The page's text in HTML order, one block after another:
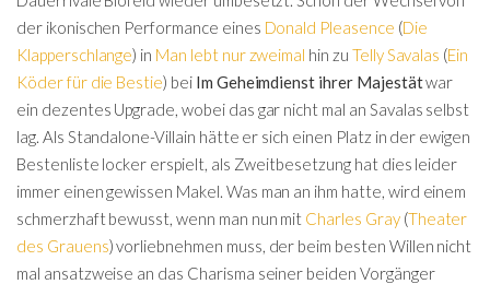
der ikonischen Performance eines Donald Pleasence (Die
Klapperschlange) in Man lebt nur zweimal hin zu Telly Savalas (Ein
Köder für die Bestie) bei Im Geheimdienst ihrer Majestätwar
ein dezentes Upgrade, wobei das gar nicht mal an Savalas selbst
lag. Als Standalone-Villain hätte er sich einen Platz in der ewigen
Bestenliste locker erspielt, als Zweitbesetzung hat dies leider
immer einen gewissen Makel. Was man an ihm hatte, wird einem
schmerzhaft bewusst, wenn man nun mit Charles Gray(Theater
des Grauens) vorliebnehmen muss, der beim besten Willen nicht
mal ansatzweise an das Charisma seiner beiden Vorgänger